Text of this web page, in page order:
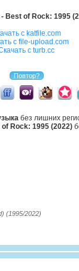
Best of Rock: 1995
с katfile.com
с file-upload.com
с turb.cc
без лишних
of Rock: 1995 (2022)
(1995/2022)